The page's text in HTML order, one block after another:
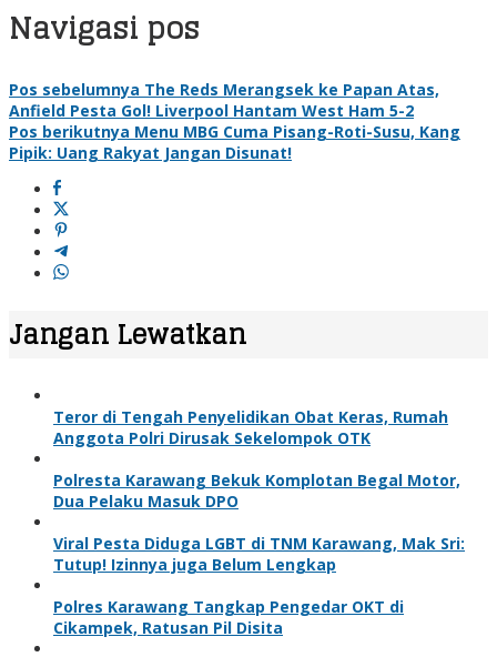
Navigasi pos
Pos sebelumnya The Reds Merangsek ke Papan Atas,
Anfield Pesta Gol! Liverpool Hantam West Ham 5-2
Pos berikutnya Menu MBG Cuma Pisang-Roti-Susu, Kang
Pipik: Uang Rakyat Jangan Disunat!
Jangan Lewatkan
Teror di Tengah Penyelidikan Obat Keras, Rumah
Anggota Polri Dirusak Sekelompok OTK
Polresta Karawang Bekuk Komplotan Begal Motor,
Dua Pelaku Masuk DPO
Viral Pesta Diduga LGBT di TNM Karawang, Mak Sri:
Tutup! Izinnya juga Belum Lengkap
Polres Karawang Tangkap Pengedar OKT di
Cikampek, Ratusan Pil Disita